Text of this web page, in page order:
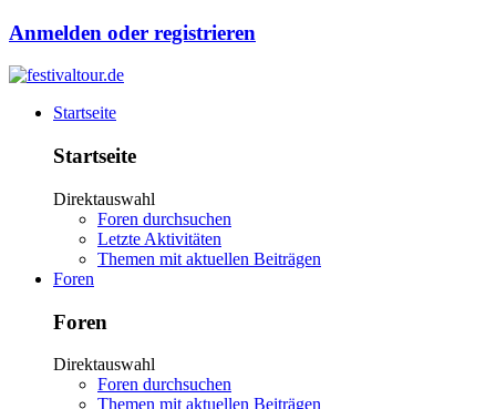
Anmelden oder registrieren
Startseite
Startseite
Direktauswahl
Foren durchsuchen
Letzte Aktivitäten
Themen mit aktuellen Beiträgen
Foren
Foren
Direktauswahl
Foren durchsuchen
Themen mit aktuellen Beiträgen